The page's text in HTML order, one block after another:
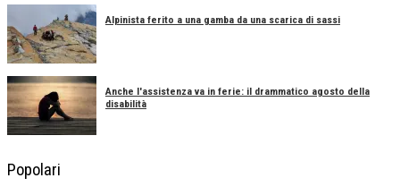
Alpinista ferito a una gamba da una scarica di sassi
Anche l'assistenza va in ferie: il drammatico agosto della
disabilità
Popolari